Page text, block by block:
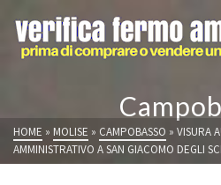
HOME » MOLISE » CAMPOBASSO » VISURA
AMMINISTRATIVO A SAN GIACOMO DEGLI